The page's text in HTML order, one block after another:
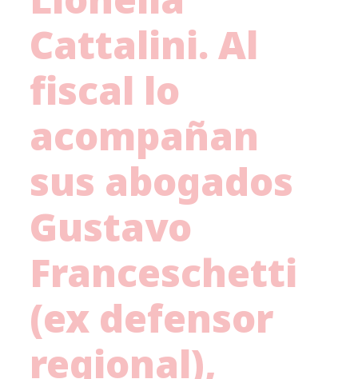
Cattalini. Al
fiscal lo
acompañan
sus abogados
Gustavo
Franceschetti
(ex defensor
regional),